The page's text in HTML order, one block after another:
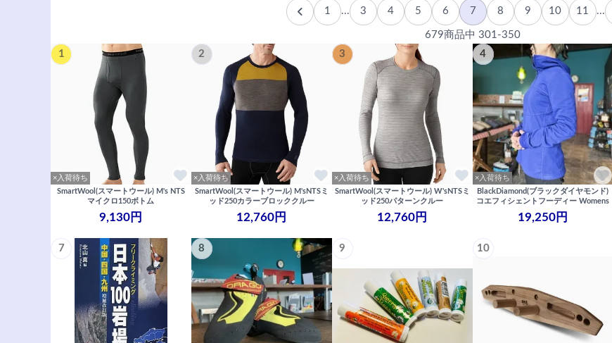
1 ... 3 4 5 6 7 8 9 10 11 ...
679商品中 301-350
1
×入荷待ち
SmartWool(スマートウール) M's NTS
マイクロ150ボトム
9,130円
2
×入荷待ち
SmartWool(スマートウール) M'sNTSミ
ッド250カラーブロッククルー
12,760円
3
×入荷待ち
SmartWool(スマートウール) W'sNTSミ
ッド250パターンクルー
12,760円
4
×入荷待ち
BlackDiamond(ブラックダイヤモンド)
コエフィシェントフーディー Womens
19,250円
7 8 9 10